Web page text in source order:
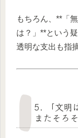
もちろん、**「
は？」**という
透明な支出も指
5. 「文明
またそろ